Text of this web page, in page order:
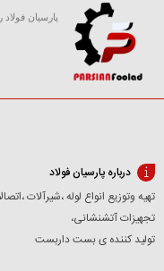
پارسیان
درباره پارسیان فولاد
تهیه وتوزیع انواع لوله ،شیرآلات
تجهیزات آتشنشانی،
تولید کننده ی بست داربست